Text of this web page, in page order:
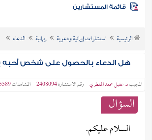
الاستشارة
الرئيسية استشارات إيمانية ودعوية إيمانية الدعاء
هل الدعاء بالحصول على شخص أحبه
المجيبد. عقيل محمد المقطري رقم الاستشارة2408094 المشاهدات
السؤال
السلام عليكم.